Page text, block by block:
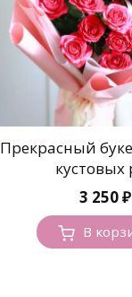
Прекрасный
кустовых
3 250₽
В